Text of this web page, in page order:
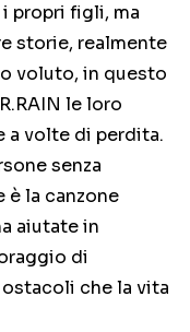
propri figli, ma
storie, realmente
voluto, in questo
le loro
a volte di perdita.
senza
la canzone
aiutate in
di
che la vita